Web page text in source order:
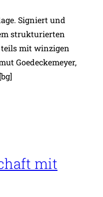
Signiert und
strukturierten
teils mit winzigen
Goedeckemeyer,
mit